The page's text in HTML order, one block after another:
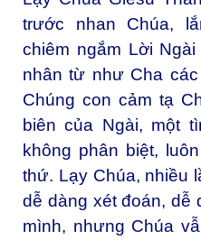
trước nhan Chúa,
chiêm ngắm Lời
nhân từ như Cha
Chúng con cảm tạ
biên của Ngài, một
không phân biệt,
thứ. Lạy Chúa, nhiều
dễ dàng xét đoán, dễ
mình, nhưng Chúa